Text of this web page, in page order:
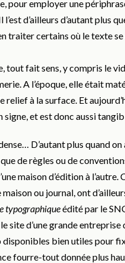
pour employer une
d’ailleurs d’autant plus
traiter certains où le texte
fait sens, y compris le
A l’époque, elle était
relief à la surface. Et
et est donc aussi
D’autant plus quand
que de règles ou de
maison d’édition à l’autre.
ou journal, ont
typographiqueédité par le
le site d’une grande
disponibles bien utiles pour
fourre-tout donnée plus